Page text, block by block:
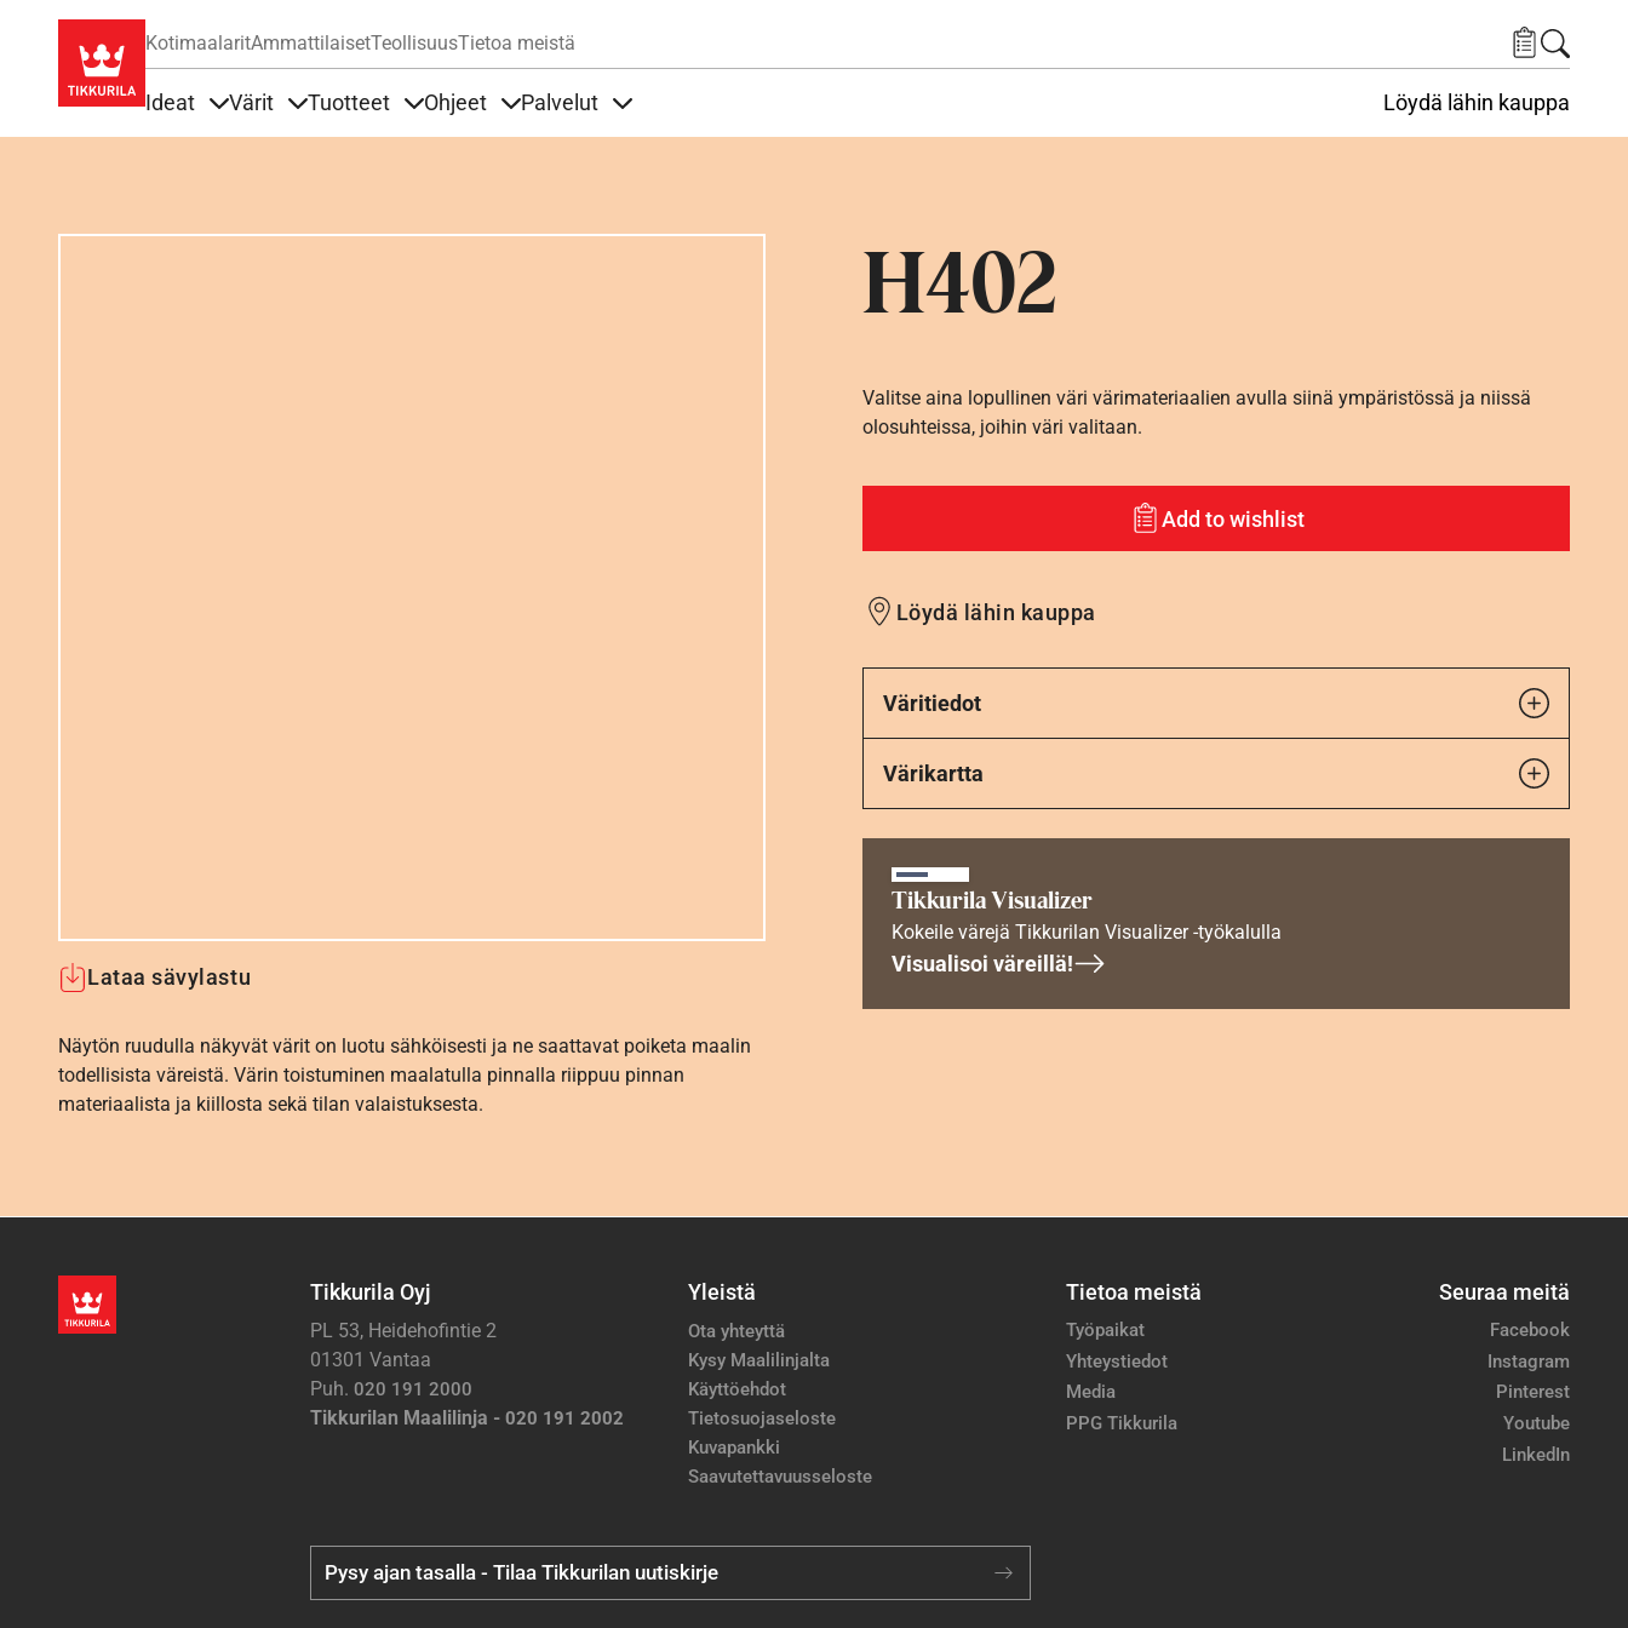
KotimaalaritAmmattilaisetTeollisuusTietoa meistä
Ideat Värit Tuotteet Ohjeet Palvelut Löydä lähin kauppa
H402
Lataa sävylastu
Näytön ruudulla näkyvät värit on luotu sähköisesti ja ne saattavat poiketa maalin
todellisista väreistä. Värin toistuminen maalatulla pinnalla riippuu pinnan
materiaalista ja kiillosta sekä tilan valaistuksesta.
Valitse aina lopullinen väri värimateriaalien avulla siinä ympäristössä ja niissä
olosuhteissa, joihin väri valitaan.
Add to wishlist
Löydä lähin kauppa
Väritiedot
Värikartta
Tikkurila Visualizer
Kokeile värejä Tikkurilan Visualizer -työkalulla
Visualisoi väreillä!
Tikkurila Oyj
PL 53, Heidehofintie 2
01301 Vantaa
Puh. 020 191 2000
Tikkurilan Maalilinja - 020 191 2002
Yleistä
Ota yhteyttä
Kysy Maalilinjalta
Käyttöehdot
Tietosuojaseloste
Kuvapankki
Saavutettavuusseloste
Tietoa meistä
Työpaikat
Yhteystiedot
Media
PPG Tikkurila
Seuraa meitä
Facebook
Instagram
Pinterest
Youtube
LinkedIn
Pysy ajan tasalla - Tilaa Tikkurilan uutiskirje